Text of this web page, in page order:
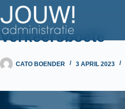
Ga
naar
de
Verkeersboete
CATO BOENDER 3 APRIL 2023